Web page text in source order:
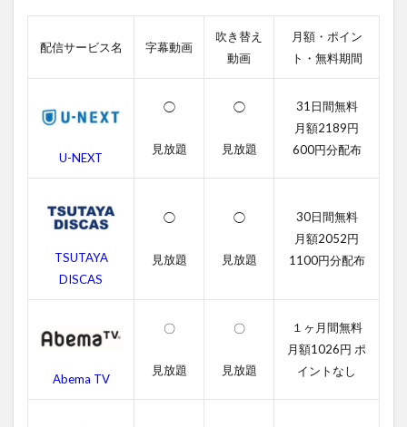
画
信
ー
ビ
覧
2
キ
マ
の
無
動
画
配信サービス名 字幕動画
吹き替え
動画
月額・ポイン
ト・無料期間
U-NEXT
◯
見放題
◯
見放題
31日間無料
月額2189円
600円分配布
TSUTAYA
DISCAS
◯
見放題
◯
見放題
30日間無料
月額2052円
1100円分配布
Abema TV
〇
見放題
〇
見放題
１ヶ月間無料
月額1026円 ポ
イントなし